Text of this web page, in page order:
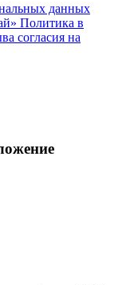
данных
Политика в
согласия на